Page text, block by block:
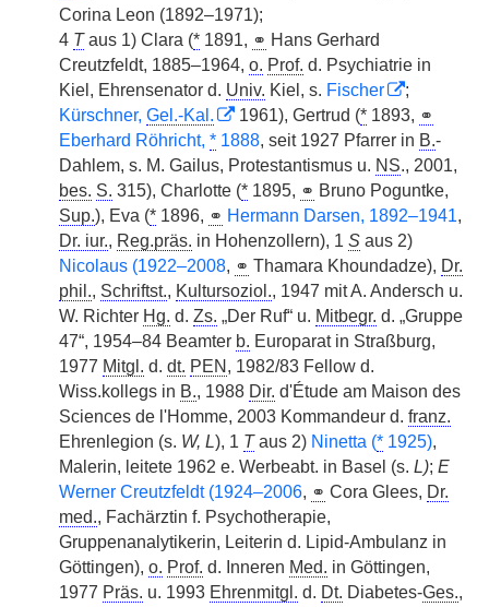
Corina Leon (1892–1971);
4 Taus 1) Clara (* 1891, ⚭ Hans Gerhard
Creutzfeldt, 1885–1964, o. Prof. d. Psychiatrie in
Kiel, Ehrensenator d. Univ. Kiel, s. Fischer
;
Kürschner, Gel.-Kal. 1961), Gertrud (* 1893, ⚭
Eberhard Röhricht, * 1888, seit 1927 Pfarrer in B.-
Dahlem, s. M. Gailus, Protestantismus u. NS., 2001,
bes. S. 315), Charlotte (* 1895, ⚭ Bruno Poguntke,
Sup.), Eva (* 1896, ⚭ Hermann Darsen, 1892–1941,
Dr. iur., Reg.präs. in Hohenzollern), 1 S aus 2)
Nicolaus (1922–2008, ⚭ Thamara Khoundadze), Dr.
phil., Schriftst., Kultursoziol., 1947 mit A. Andersch u.
W. Richter Hg. d. Zs. „Der Ruf“ u. Mitbegr. d. „Gruppe
47“, 1954–84 Beamter b. Europarat in Straßburg,
1977 Mitgl. d. dt. PEN , 1982/83 Fellow d.
Wiss.kollegs in B., 1988 Dir. d'Étude am Maison des
Sciences de l'Homme, 2003 Kommandeur d. franz.
Ehrenlegion (s. W, L), 1 Taus 2) Ninetta (* 1925),
Malerin, leitete 1962 e. Werbeabt. in Basel (s. L); E
Werner Creutzfeldt (1924–2006, ⚭ Cora Glees, Dr.
med., Fachärztin f. Psychotherapie,
Gruppenanalytikerin, Leiterin d. Lipid-Ambulanz in
Göttingen), o. Prof. d. Inneren Med. in Göttingen,
1977 Präs. u. 1993 Ehrenmitgl. d. Dt. Diabetes-Ges.,